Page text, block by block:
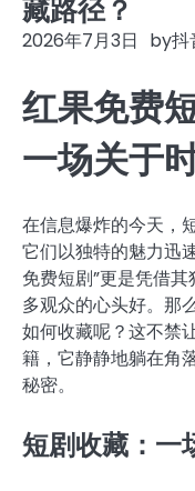
藏路径？
2026年7月3日 by抖
红果免费
一场关于
在信息爆炸的今天，
它们以独特的魅力迅
免费短剧”更是凭借
多观众的心头好。那
如何收藏呢？这不禁
籍，它静静地躺在角
秘密。
短剧收藏：一